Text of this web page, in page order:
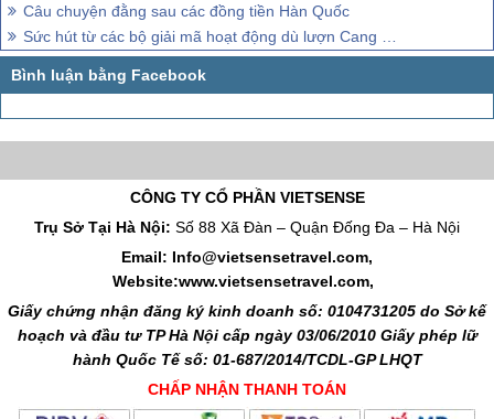
Câu chuyện đằng sau các đồng tiền Hàn Quốc
Sức hút từ các bộ giải mã hoạt động dù lượn Cang 2015
CÔNG TY CỔ PHẦN VIETSENSE
Trụ Sở Tại Hà Nội: Số 88 Xã Đàn – Quận Đống Đa – Hà Nội
Email: Info@vietsensetravel.com,
Website:www.vietsensetravel.com,
Giấy chứng nhận đăng ký kinh doanh số: 0104731205 do Sở kế
hoạch và đầu tư TP Hà Nội cấp ngày 03/06/2010 Giấy phép lữ
hành Quốc Tế số: 01-687/2014/TCDL-GP LHQT
CHẤP NHẬN THANH TOÁN